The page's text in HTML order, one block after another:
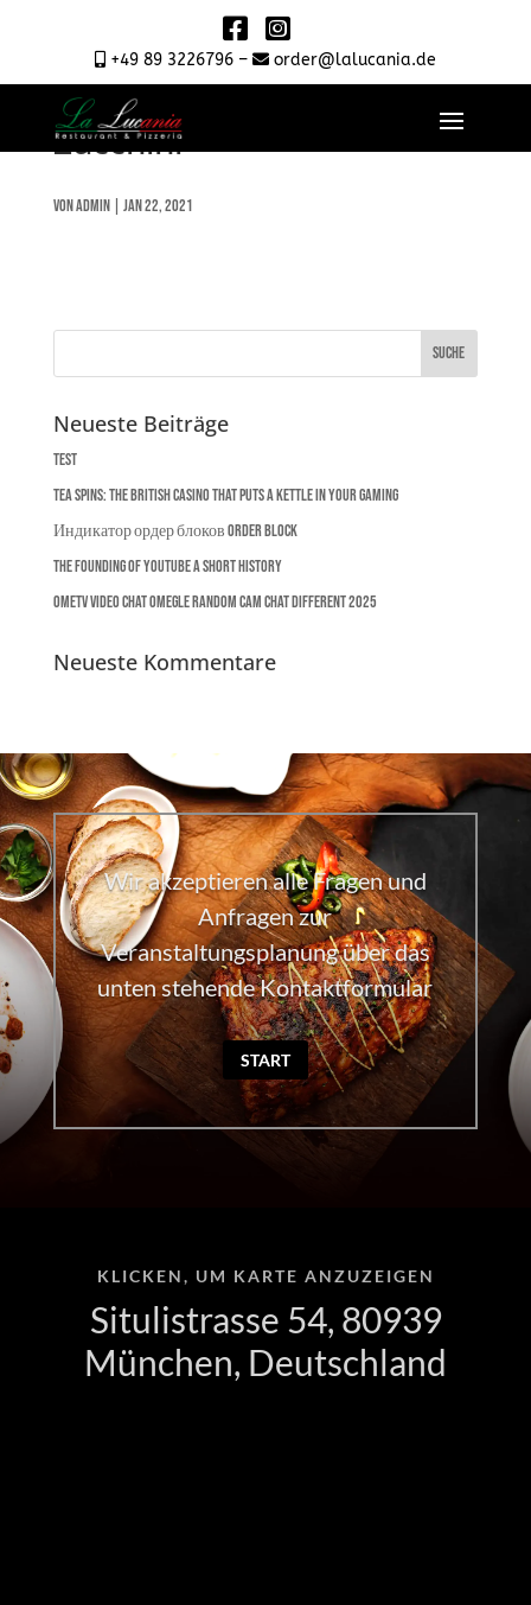
+49 89 3226796 – order@lalucania.de
Tagliatelle con Scampi e
Zucchini
vonadmin| Jan 22, 2021
Neueste Beiträge
Test
Tea Spins: The British Casino That Puts a Kettle in Your Gaming
Индикатор ордер блоков Order Block
The Founding of YouTube A Short History
Ometv Video Chat Omegle Random Cam Chat Different 2025
Neueste Kommentare
Wir akzeptieren alle Fragen und
Anfragen zur
Veranstaltungsplanung über das
unten stehende Kontaktformular
START
KLICKEN, UM KARTE ANZUZEIGEN
Situlistrasse 54, 80939
München, Deutschland